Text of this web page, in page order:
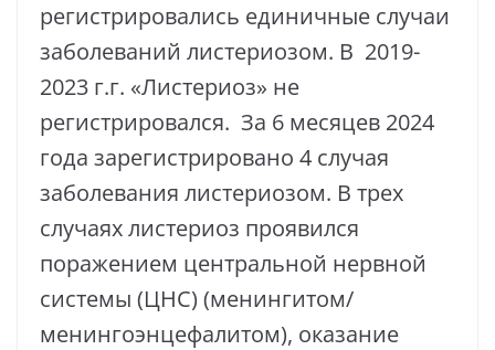
регистрировались единичные случаи
заболеваний листериозом. В 2019-
2023 г.г. «Листериоз» не
регистрировался. За 6 месяцев 2024
года зарегистрировано 4 случая
заболевания листериозом. В трех
случаях листериоз проявился
поражением центральной нервной
системы (ЦНС) (менингитом/
менингоэнцефалитом), оказание